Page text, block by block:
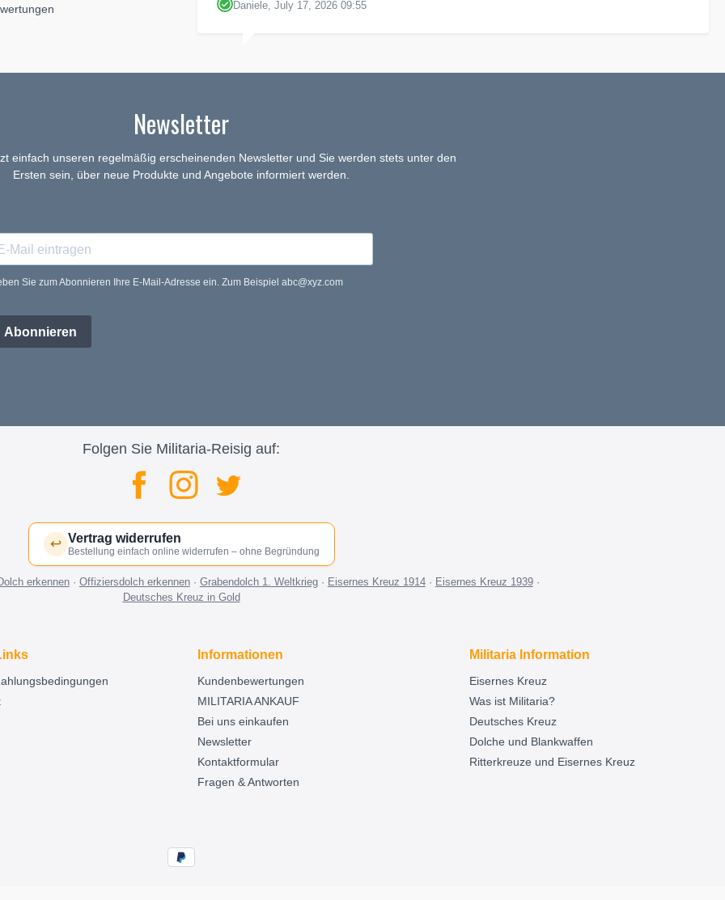
Daniele, July 17, 2026 09:55
Newsletter
einfach unseren regelmäßig erscheinenden Newsletter und Sie werden stets unter den
Ersten sein, über neue Produkte und Angebote informiert werden.
Sie zum Abonnieren Ihre E-Mail-Adresse ein. Zum Beispiel abc@xyz.com
Abonnieren
Folgen Sie Militaria-Reisig auf:
↩ Vertrag widerrufen
Bestellung einfach online widerrufen – ohne Begründung
erkennen· Offiziersdolch erkennen· Grabendolch 1. Weltkrieg· Eisernes Kreuz 1914· Eisernes Kreuz 1939·
Deutsches Kreuz in Gold
Informationen
Kundenbewertungen
MILITARIA ANKAUF
Bei uns einkaufen
Newsletter
Kontaktformular
Fragen & Antworten
Militaria Information
Eisernes Kreuz
Was ist Militaria?
Deutsches Kreuz
Dolche und Blankwaffen
Ritterkreuze und Eisernes Kreuz